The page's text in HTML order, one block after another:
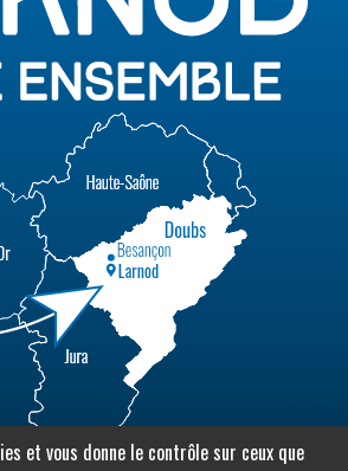
et vous donne le contrôle sur ceux que